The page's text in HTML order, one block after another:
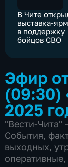
В Чите
выставка-
в поддержку
бойцов СВО
Эфир
(09:30)
2025
"Вести-Чита"
События,
выходных,